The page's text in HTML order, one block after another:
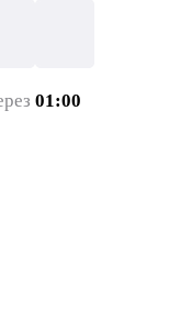
01:00